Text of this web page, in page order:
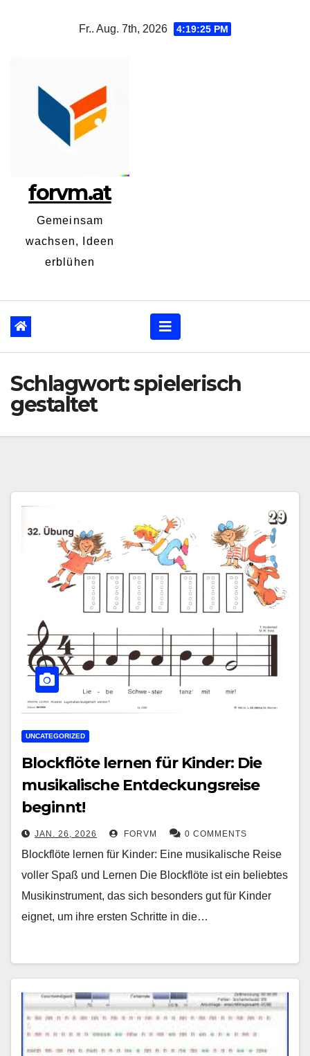
Fr.. Aug. 7th, 2026 4:19:26 PM
forvm.at
Gemeinsam
wachsen, Ideen
erblühen
Schlagwort:spielerisch
gestaltet
UNCATEGORIZED
Blockflöte lernen für Kinder: Die
musikalische Entdeckungsreise
beginnt!
JAN. 26, 2026 FORVM 0 COMMENTS
Blockflöte lernen für Kinder: Eine musikalische Reise
voller Spaß und Lernen Die Blockflöte ist ein beliebtes
Musikinstrument, das sich besonders gut für Kinder
eignet, um ihre ersten Schritte in die…